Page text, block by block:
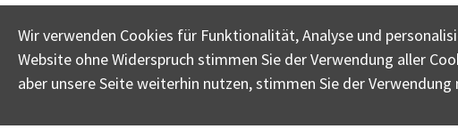
Wir verwenden Cookies für Funktionalität, Analyse und
Website ohne Widerspruch stimmen Sie der Verwendung aller
aber unsere Seite weiterhin nutzen, stimmen Sie der